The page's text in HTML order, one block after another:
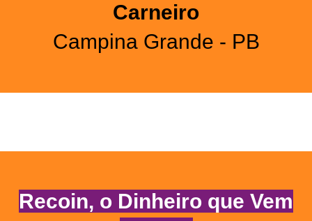
Carneiro
Campina Grande - PB
Recoin, o Dinheiro que Vem